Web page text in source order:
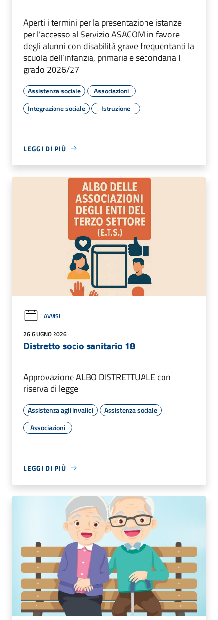
Aperti i termini per la presentazione istanze
per l’accesso al Servizio ASACOM in favore
degli alunni con disabilità grave frequentanti la
scuola dell’infanzia, primaria e secondaria I
grado 2026/27
Assistenza sociale
Associazioni
Integrazione sociale
Istruzione
LEGGI DI PIÙ
AVVISI
26 GIUGNO 2026
Distretto socio sanitario 18
Approvazione ALBO DISTRETTUALE con
riserva di legge
Assistenza agli invalidi
Assistenza sociale
Associazioni
LEGGI DI PIÙ